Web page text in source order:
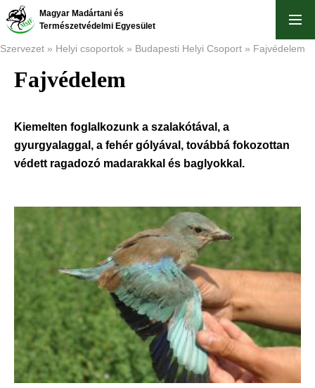
Ugrás
tartalomra
Magyar Madártani és
Természetvédelmi Egyesület
Morzsa
Szervezet Helyi csoportok Budapesti Helyi Csoport Fajvédelem
Fajvédelem
Kiemelten foglalkozunk a szalakótával, a
gyurgyalaggal, a fehér gólyával, továbbá fokozottan
védett ragadozó madarakkal és baglyokkal.